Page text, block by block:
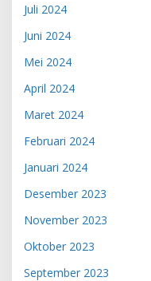
Juli 2024
Juni 2024
Mei 2024
April 2024
Maret 2024
Februari 2024
Januari 2024
Desember 2023
November 2023
Oktober 2023
September 2023